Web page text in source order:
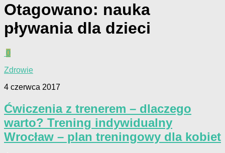
Otagowano: nauka
pływania dla dzieci
0
Zdrowie
4 czerwca 2017
Ćwiczenia z trenerem – dlaczego
warto? Trening indywidualny
Wrocław – plan treningowy dla kobiet